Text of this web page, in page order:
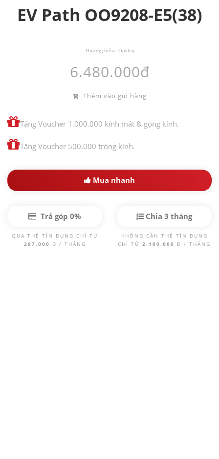
EV Path OO9208-E5(38)
Thương hiệu: Oakley
6.480.000đ
Thêm vào giỏ hàng
Tặng Voucher 1.000.000 kính mát & gọng kính.
Tặng Voucher 500.000 tròng kính.
Mua nhanh
Trả góp 0%
QUA THẺ TÍN DỤNG CHỈ TỪ
297.000 Đ / THÁNG
Chia 3 tháng
KHÔNG CẦN THẺ TÍN DỤNG
CHỈ TỪ 2.160.000 Đ / THÁNG